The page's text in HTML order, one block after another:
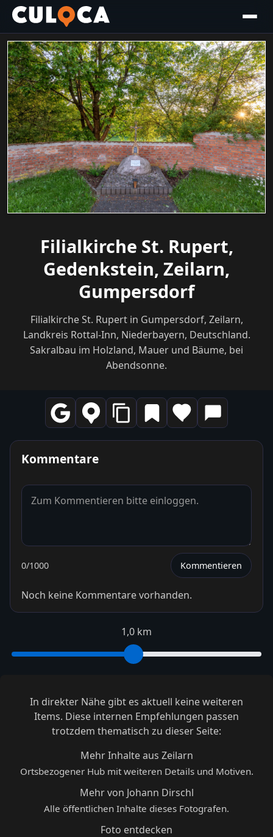
Filialkirche St. Rupert,
Gedenkstein, Zeilarn,
Gumpersdorf
Filialkirche St. Rupert in Gumpersdorf, Zeilarn,
Landkreis Rottal-Inn, Niederbayern, Deutschland.
Sakralbau im Holzland, Mauer und Bäume, bei
Abendsonne.
Kommentare
0/1000 Kommentieren
Noch keine Kommentare vorhanden.
1,0 km
In direkter Nähe gibt es aktuell keine weiteren
Items. Diese internen Empfehlungen passen
trotzdem thematisch zu dieser Seite:
Mehr Inhalte aus Zeilarn
Ortsbezogener Hub mit weiteren Details und Motiven.
Mehr von Johann Dirschl
Alle öffentlichen Inhalte dieses Fotografen.
Foto entdecken